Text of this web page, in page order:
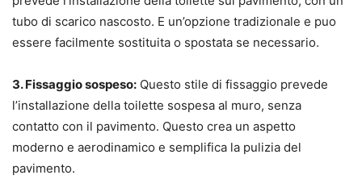
tubo di scarico nascosto. E un’opzione tradizionale e puo
essere facilmente sostituita o spostata se necessario.
3. Fissaggio sospeso: Questo stile di fissaggio prevede
l’installazione della toilette sospesa al muro, senza
contatto con il pavimento. Questo crea un aspetto
moderno e aerodinamico e semplifica la pulizia del
pavimento.